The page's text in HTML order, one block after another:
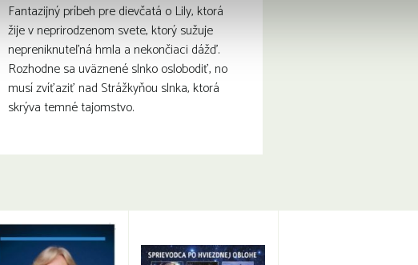
Fantazijný príbeh pre dievčatá o Lily, ktorá
žije v neprirodzenom svete, ktorý sužuje
nepreniknuteľná hmla a nekončiaci dážď.
Rozhodne sa uväznené slnko oslobodiť, no
musí zvíťaziť nad Strážkyňou slnka, ktorá
skrýva temné tajomstvo.